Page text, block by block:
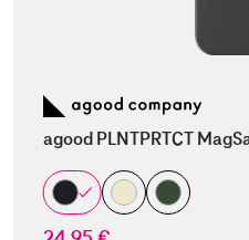
agood PLNTPRTCT